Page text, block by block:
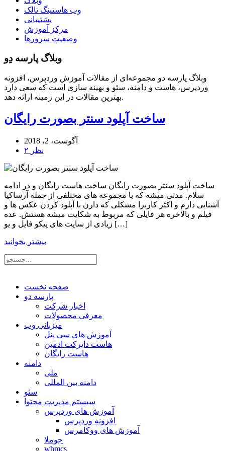
وب هاستینگ تالک
پشتیبانی
مرکز آموزش
وضعیت سرورها
وبلاگ پارسه دِو
وبلاگ پارسه دو مجموعه‌ای از مقالات آموزش وردپرس، افزونه
وردپرس، هاست و دامنه، سئو و بهینه سازی است که سعی دارد
بهترین مقالات در این زمینه ارائه دهد.
ساخت آپلود سنتر بصورت رایگان
آگوست، 2، 2018
۲ نظر
ساخت آپلود سنتر بصورت رایگان ساخت هاست رایگان و در ادامه
سلام. مدتی میشه که با مجموعه های مختلفی از جمله آرساکیا
آشنایی دارم و اکثر کاربرا مشکلی که دارن با آپلود کردن عکس ها و
فیلم و بالاخره هر فایلی که مربوط به شکایت میشه هستش. عده
زیادی از سایت های پیکو فایل و یو […]
بیشتر بخوانید
صفحه نخست
پارسه دو
اخبار شرکت
معرفی محصولات
میزبانی وب
آموزش های سی پنل
هاست دایرکت ادمین
هاست رایگان
دامنه
ملی
دامنه بین المللی
سئو
سیستم مدیریت محتوا
آموزش های وردپرس
افزونه وردپرس
آموزش های ووکامرس
جوملا
whmcs